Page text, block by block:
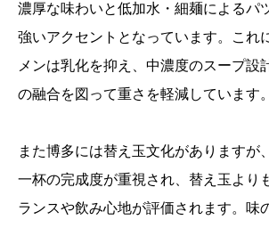
濃厚な味わいと低加水・細麺によるパ
強いアクセントとなっています。これ
メンは乳化を抑え、中濃度のスープ設
の融合を図って重さを軽減しています。
また博多には替え玉文化がありますが
一杯の完成度が重視され、替え玉より
ランスや飲み心地が評価されます。味